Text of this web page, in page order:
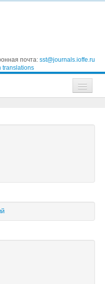
почта: sst@journals.ioffe.ru
translations
физики